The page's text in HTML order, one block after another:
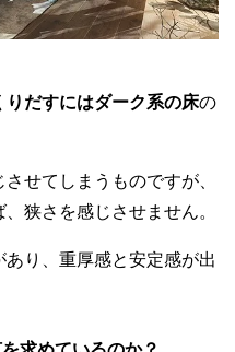
だすにはダーク系の床の
せてしまうものですが、
狭さを感じさせません。
り、重厚感と安定感が出